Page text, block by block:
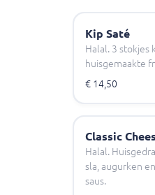
Kip Saté
Halal. 3 stokjes
huisgemaakte
€ 14,50
Classic
Halal.
sla, augurken
saus.